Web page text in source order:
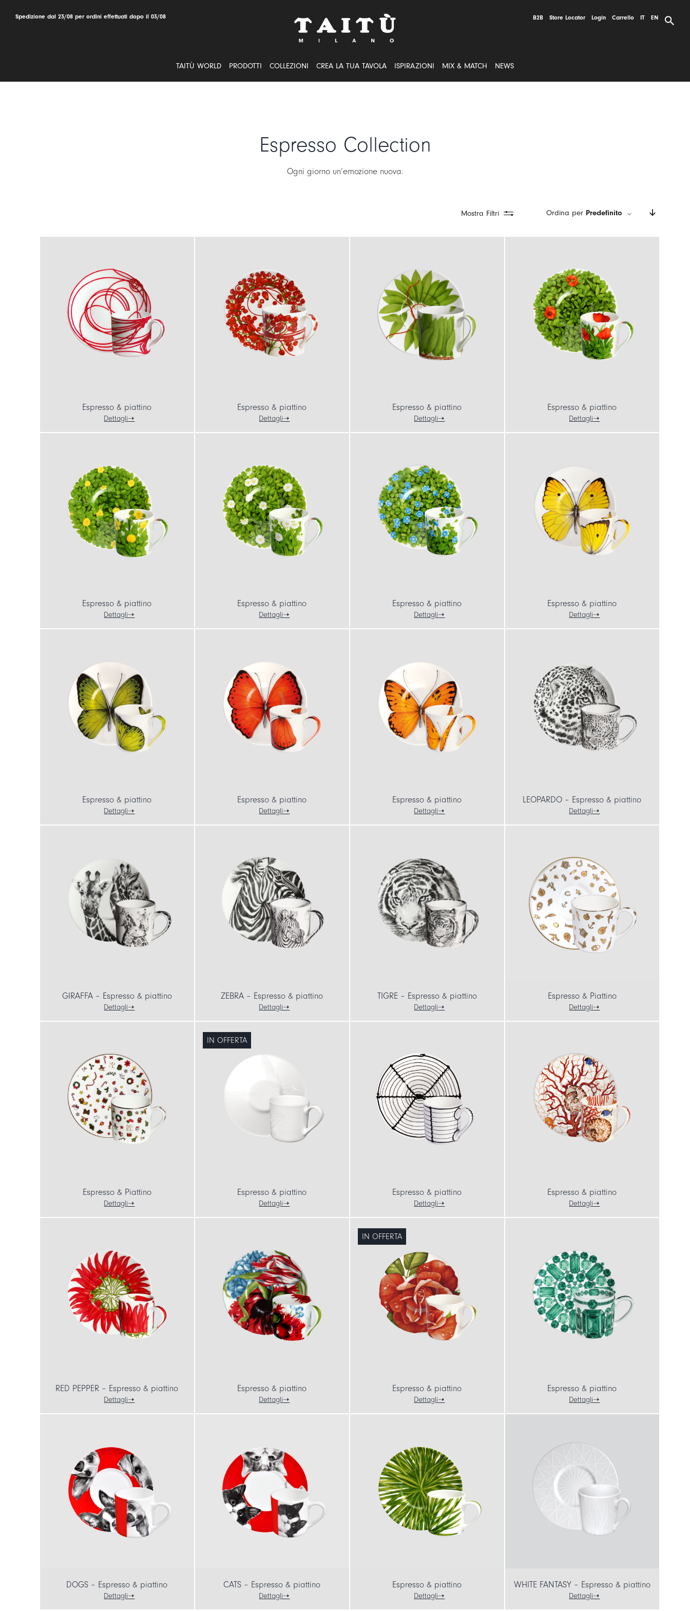
Spedizione dal 23/08 per ordini effettuati dopo il 03/08 B2B Store Locator Login Carrello IT EN
TAITÙ WORLD PRODOTTI COLLEZIONI CREA LA TUA TAVOLA ISPIRAZIONI MIX & MATCH NEWS
Espresso Collection
Ogni giorno un’emozione nuova.
Mostra Filtri Ordina per Predefinito
Espresso & piattino
Dettagli
Espresso & piattino
Dettagli
Espresso & piattino
Dettagli
Espresso & piattino
Dettagli
Espresso & piattino
Dettagli
Espresso & piattino
Dettagli
Espresso & piattino
Dettagli
Espresso & piattino
Dettagli
Espresso & piattino
Dettagli
Espresso & piattino
Dettagli
Espresso & piattino
Dettagli
LEOPARDO – Espresso & piattino
Dettagli
GIRAFFA – Espresso & piattino
Dettagli
ZEBRA – Espresso & piattino
Dettagli
TIGRE – Espresso & piattino
Dettagli
Espresso & Piattino
Dettagli
Espresso & Piattino
Dettagli
IN OFFERTA
Espresso & piattino
Dettagli
Espresso & piattino
Dettagli
Espresso & piattino
Dettagli
RED PEPPER – Espresso & piattino
Dettagli
Espresso & piattino
Dettagli
IN OFFERTA
Espresso & piattino
Dettagli
Espresso & piattino
Dettagli
DOGS – Espresso & piattino
Dettagli
CATS – Espresso & piattino
Dettagli
Espresso & piattino
Dettagli
WHITE FANTASY – Espresso & piattino
Dettagli